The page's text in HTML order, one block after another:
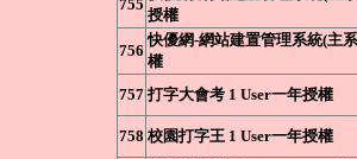
755
授權
756
快優網-網站建置管理系統(主
權
757 打字大會考 1 User一年授權
758 校園打字王 1 User一年授權